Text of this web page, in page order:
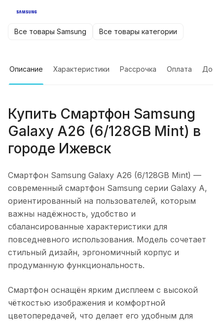
Все товары Samsung Все товары категории
Описание Характеристики Рассрочка Оплата
Купить Смартфон Samsung
Galaxy A26 (6/128GB Mint) в
городе Ижевск
Смартфон Samsung Galaxy A26 (6/128GB Mint) —
современный смартфон Samsung серии Galaxy A,
ориентированный на пользователей, которым
важны надёжность, удобство и
сбалансированные характеристики для
повседневного использования. Модель сочетает
стильный дизайн, эргономичный корпус и
продуманную функциональность.
Смартфон оснащён ярким дисплеем с высокой
чёткостью изображения и комфортной
цветопередачей, что делает его удобным для